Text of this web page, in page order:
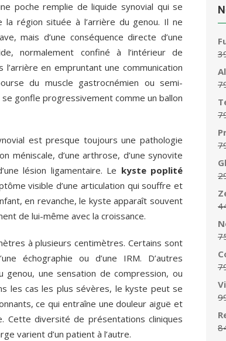
poche remplie de liquide synovial qui se
région située à l’arrière du genou. Il ne
mais d’une conséquence directe d’une
normalement confiné à l’intérieur de
l’arrière en empruntant une communication
du muscle gastrocnémien ou semi-
gonfle progressivement comme un ballon
est presque toujours une pathologie
méniscale, d’une arthrose, d’une synovite
lésion ligamentaire. Le kyste poplité
visible d’une articulation qui souffre et
en revanche, le kyste apparaît souvent
de lui-même avec la croissance.
à plusieurs centimètres. Certains sont
échographie ou d’une IRM. D’autres
une sensation de compression, ou
les cas les plus sévères, le kyste peut se
ce qui entraîne une douleur aiguë et
Cette diversité de présentations cliniques
varient d’un patient à l’autre.